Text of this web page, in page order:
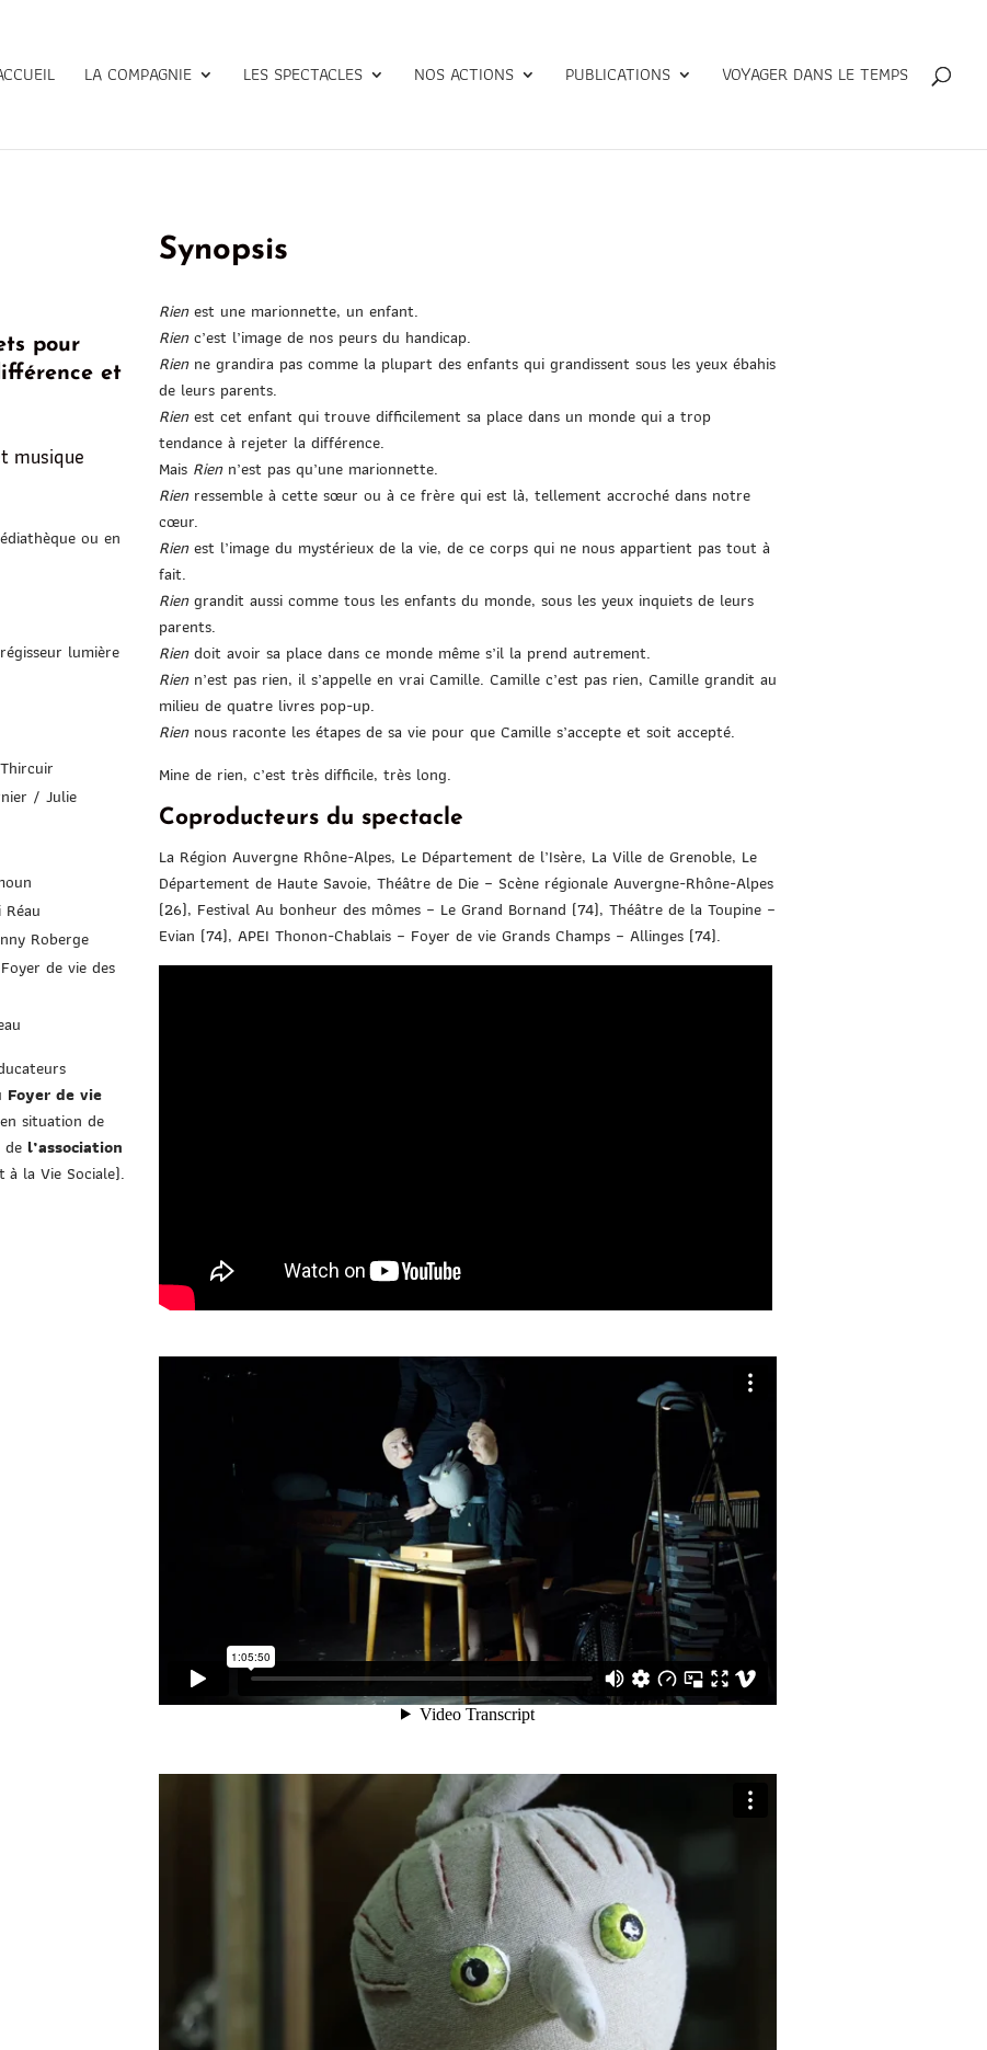
LA COMPAGNIE LES SPECTACLES NOS ACTIONS PUBLICATIONS VOYAGER DANS LE TEMPS
pour
et
musique
ou en
lumière
/ Julie
Roberge
de vie des
Foyer de vie
situation de
de l’association
à la Vie Sociale).
Synopsis
Rienest une marionnette, un enfant.
Rienc’est l’image de nos peurs du handicap.
Rienne grandira pas comme la plupart des enfants qui grandissent sous les yeux ébahis
de leurs parents.
Rienest cet enfant qui trouve difficilement sa place dans un monde qui a trop
tendance à rejeter la différence.
Mais Rienn’est pas qu’une marionnette.
Rienressemble à cette sœur ou à ce frère qui est là, tellement accroché dans notre
cœur.
Rienest l’image du mystérieux de la vie, de ce corps qui ne nous appartient pas tout à
fait.
Riengrandit aussi comme tous les enfants du monde, sous les yeux inquiets de leurs
parents.
Riendoit avoir sa place dans ce monde même s’il la prend autrement.
Rienn’est pas rien, il s’appelle en vrai Camille. Camille c’est pas rien, Camille grandit au
milieu de quatre livres pop-up.
Riennous raconte les étapes de sa vie pour que Camille s’accepte et soit accepté.
Mine de rien, c’est très difficile, très long.
Coproducteurs du spectacle
La Région Auvergne Rhône-Alpes, Le Département de l’Isère, La Ville de Grenoble, Le
Département de Haute Savoie, Théâtre de Die – Scène régionale Auvergne-Rhône-Alpes
(26), Festival Au bonheur des mômes – Le Grand Bornand (74), Théâtre de la Toupine –
Evian (74), APEI Thonon-Chablais – Foyer de vie Grands Champs – Allinges (74).